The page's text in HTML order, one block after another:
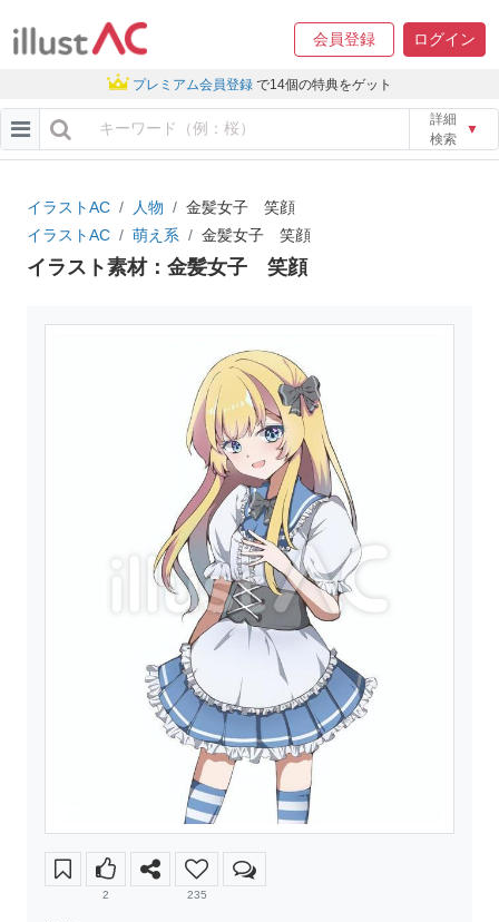
会員登録 ログイン
プレミアム会員登録 で14個の特典をゲット
詳細
検索
▼
イラストAC 人物
金髪女子 笑顔
イラストAC
萌え系 金髪女子 笑顔
イラスト素材：金髪女子 笑顔
2 235